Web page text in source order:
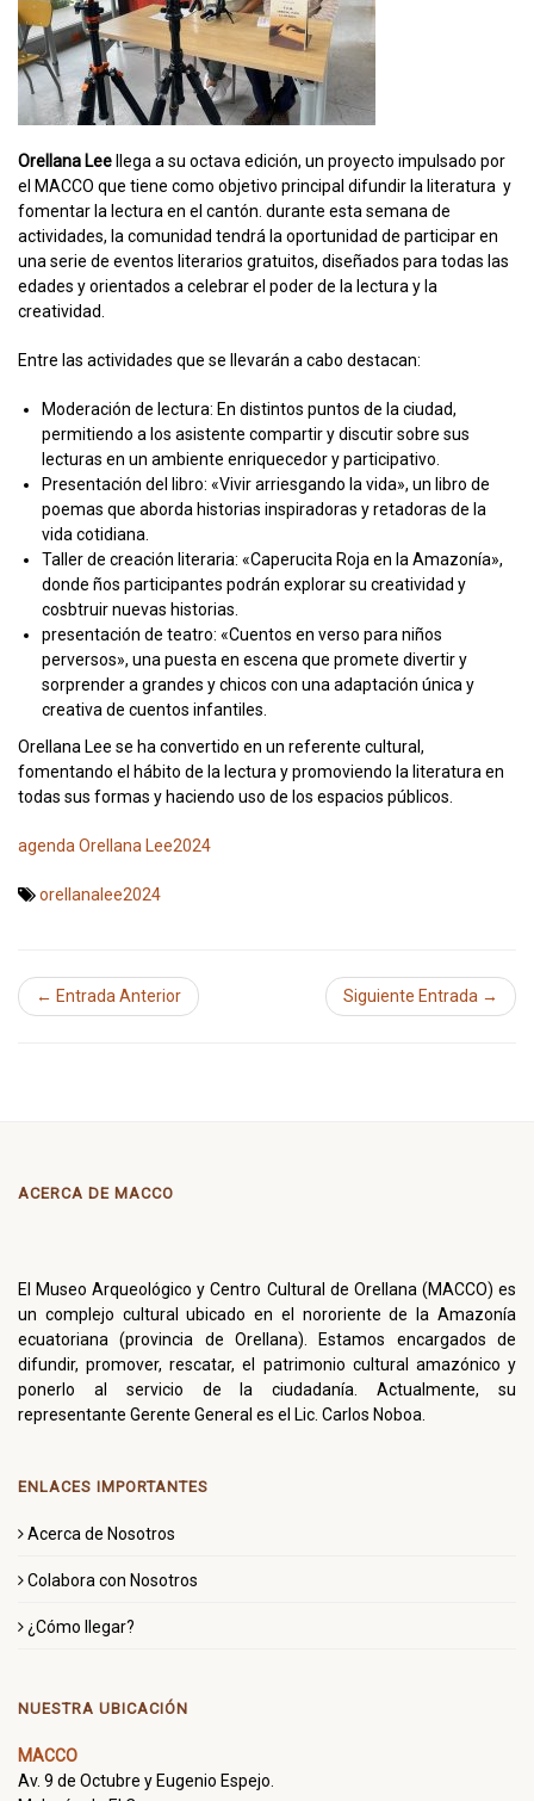
Orellana Lee llega a su octava edición, un proyecto impulsado por
el MACCO que tiene como objetivo principal difundir la literatura y
fomentar la lectura en el cantón. durante esta semana de
actividades, la comunidad tendrá la oportunidad de participar en
una serie de eventos literarios gratuitos, diseñados para todas las
edades y orientados a celebrar el poder de la lectura y la
creatividad.
Entre las actividades que se llevarán a cabo destacan:
Moderación de lectura: En distintos puntos de la ciudad,
permitiendo a los asistente compartir y discutir sobre sus
lecturas en un ambiente enriquecedor y participativo.
Presentación del libro: «Vivir arriesgando la vida», un libro de
poemas que aborda historias inspiradoras y retadoras de la
vida cotidiana.
Taller de creación literaria: «Caperucita Roja en la Amazonía»,
donde ños participantes podrán explorar su creatividad y
cosbtruir nuevas historias.
presentación de teatro: «Cuentos en verso para niños
perversos», una puesta en escena que promete divertir y
sorprender a grandes y chicos con una adaptación única y
creativa de cuentos infantiles.
Orellana Lee se ha convertido en un referente cultural,
fomentando el hábito de la lectura y promoviendo la literatura en
todas sus formas y haciendo uso de los espacios públicos.
agenda Orellana Lee2024
orellanalee2024
← Entrada Anterior Siguiente Entrada →
ACERCA DE MACCO
El Museo Arqueológico y Centro Cultural de Orellana (MACCO) es
un complejo cultural ubicado en el nororiente de la Amazonía
ecuatoriana (provincia de Orellana). Estamos encargados de
difundir, promover, rescatar, el patrimonio cultural amazónico y
ponerlo al servicio de la ciudadanía. Actualmente, su
representante Gerente General es el Lic. Carlos Noboa.
ENLACES IMPORTANTES
Acerca de Nosotros
Colabora con Nosotros
¿Cómo llegar?
NUESTRA UBICACIÓN
MACCO
Av. 9 de Octubre y Eugenio Espejo.